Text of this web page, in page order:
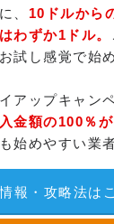
、 10ドルから
わずか1ドル。
試し感覚で始
アップキャン
金額の100％
始めやすい業
報・攻略法は